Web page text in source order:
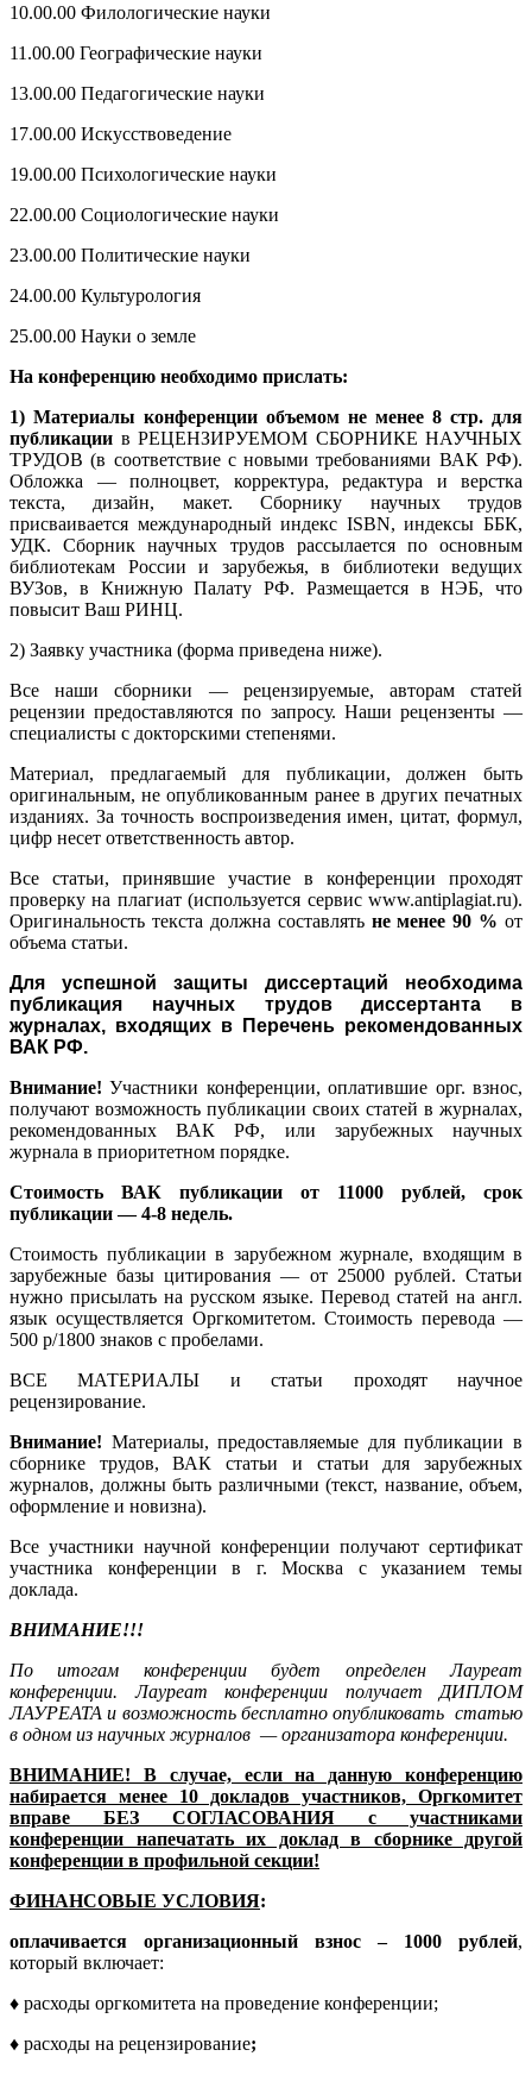
10.00.00 Филологические науки
11.00.00 Географические науки
13.00.00 Педагогические науки
17.00.00 Искусствоведение
19.00.00 Психологические науки
22.00.00 Социологические науки
23.00.00 Политические науки
24.00.00 Культурология
25.00.00 Науки о земле
На конференцию необходимо прислать:
1) Материалы конференции объемом не менее 8 стр. для
публикации в РЕЦЕНЗИРУЕМОМ СБОРНИКЕ НАУЧНЫХ
ТРУДОВ (в соответствие с новыми требованиями ВАК РФ).
Обложка — полноцвет, корректура, редактура и верстка
текста, дизайн, макет. Сборнику научных трудов
присваивается международный индекс ISBN, индексы ББК,
УДК. Сборник научных трудов рассылается по основным
библиотекам России и зарубежья, в библиотеки ведущих
ВУЗов, в Книжную Палату РФ. Размещается в НЭБ, что
повысит Ваш РИНЦ.
2) Заявку участника (форма приведена ниже).
Все наши сборники — рецензируемые, авторам статей
рецензии предоставляются по запросу. Наши рецензенты —
специалисты с докторскими степенями.
Материал, предлагаемый для публикации, должен быть
оригинальным, не опубликованным ранее в других печатных
изданиях. За точность воспроизведения имен, цитат, формул,
цифр несет ответственность автор.
Все статьи, принявшие участие в конференции проходят
проверку на плагиат (используется сервис www.antiplagiat.ru).
Оригинальность текста должна составлять не менее 90 % от
объема статьи.
Для успешной защиты диссертаций необходима
публикация научных трудов диссертанта в
журналах, входящих в Перечень рекомендованных
ВАК РФ.
Внимание!Участники конференции, оплатившие орг. взнос,
получают возможность публикации своих статей в журналах,
рекомендованных ВАК РФ, или зарубежных научных
журнала в приоритетном порядке.
Стоимость ВАК публикации от 11000 рублей, срок
публикации — 4-8 недель.
Стоимость публикации в зарубежном журнале, входящим в
зарубежные базы цитирования — от 25000 рублей. Статьи
нужно присылать на русском языке. Перевод статей на англ.
язык осуществляется Оргкомитетом. Стоимость перевода —
500 р/1800 знаков с пробелами.
ВСЕ МАТЕРИАЛЫ и статьи проходят научное
рецензирование.
Внимание! Материалы, предоставляемые для публикации в
сборнике трудов, ВАК статьи и статьи для зарубежных
журналов, должны быть различными (текст, название, объем,
оформление и новизна).
Все участники научной конференции получают сертификат
участника конференции в г. Москва с указанием темы
доклада.
ВНИМАНИЕ!!!
По итогам конференции будет определен Лауреат
конференции.Лауреат конференции получает ДИПЛОМ
ЛАУРЕАТА и возможность бесплатно опубликовать статью
в одном из научных журналов — организатора конференции.
ВНИМАНИЕ! В случае, если на данную конференцию
набирается менее 10 докладов участников, Оргкомитет
вправе БЕЗ СОГЛАСОВАНИЯ с участниками
конференции напечатать их доклад в сборнике другой
конференции в профильной секции!
ФИНАНСОВЫЕ УСЛОВИЯ:
оплачивается организационный взнос – 1000 рублей,
который включает:
♦ расходы оргкомитета на проведение конференции;
♦ расходы на рецензирование;